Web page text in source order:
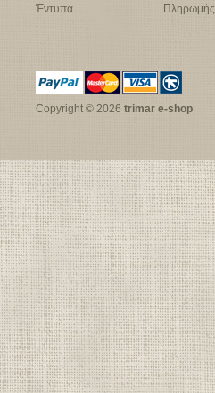
Έντυπα
Πληρωμής
Copyright © 2026 trimar e-shop